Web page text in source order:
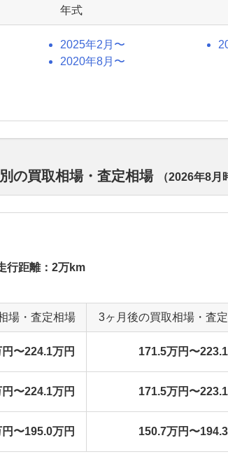
年式
2025年2月〜
2020年8月〜
の買取相場・査定相場 （2026年8月
行距離：2万km
場・査定相場 3ヶ月後の買取相場・査
〜224.1万円 171.5万円〜
〜224.1万円 171.5万円〜
〜195.0万円 150.7万円〜